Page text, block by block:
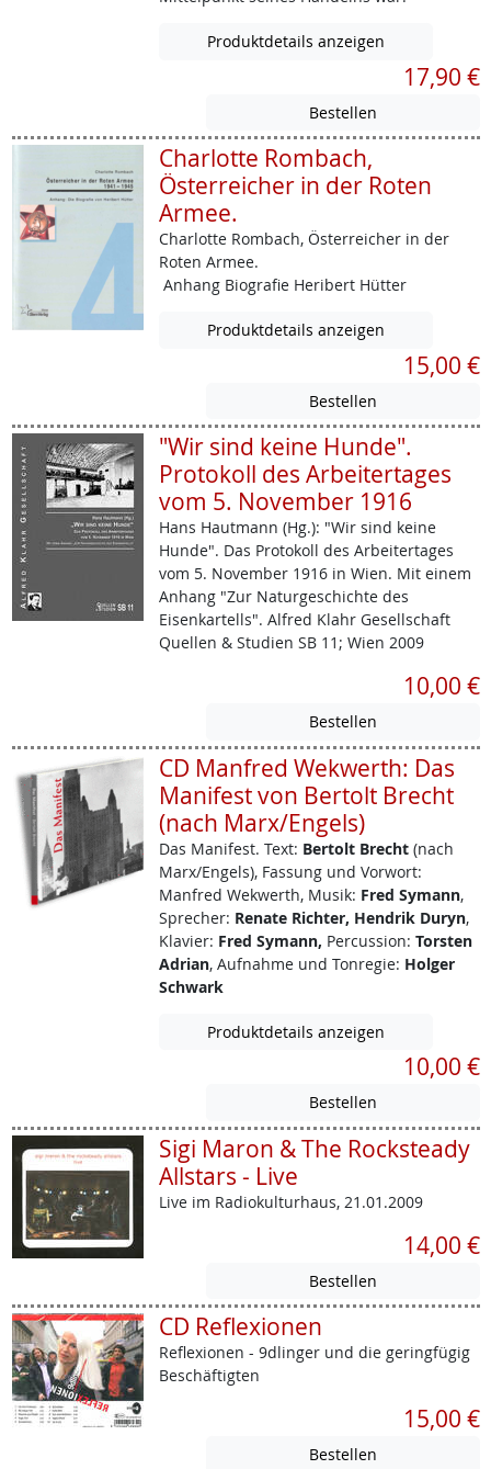
Produktdetails anzeigen
17,90 €
Charlotte Rombach,
Österreicher in der Roten
Armee.
Charlotte Rombach, Österreicher in der
Roten Armee.
Anhang Biografie Heribert Hütter
Produktdetails anzeigen
15,00 €
"Wir sind keine Hunde".
Protokoll des Arbeitertages
vom 5. November 1916
Hans Hautmann (Hg.): "Wir sind keine
Hunde". Das Protokoll des Arbeitertages
vom 5. November 1916 in Wien. Mit einem
Anhang "Zur Naturgeschichte des
Eisenkartells". Alfred Klahr Gesellschaft
Quellen & Studien SB 11; Wien 2009
10,00 €
CD Manfred Wekwerth: Das
Manifest von Bertolt Brecht
(nach Marx/Engels)
Das Manifest. Text: Bertolt Brecht(nach
Marx/Engels), Fassung und Vorwort:
Manfred Wekwerth, Musik: Fred Symann,
Sprecher: Renate Richter, Hendrik Duryn,
Klavier: Fred Symann, Percussion: Torsten
Adrian, Aufnahme und Tonregie: Holger
Schwark
Produktdetails anzeigen
10,00 €
Sigi Maron & The Rocksteady
Allstars - Live
Live im Radiokulturhaus, 21.01.2009
14,00 €
CD Reflexionen
Reflexionen - 9dlinger und die geringfügig
Beschäftigten
15,00 €